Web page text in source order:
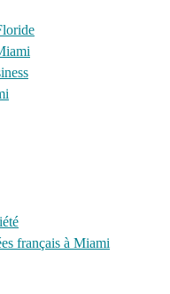
français à Miami